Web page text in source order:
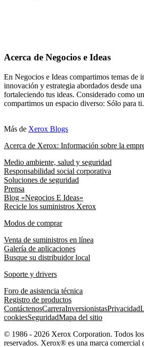
Acerca de Negocios e Ideas
En Negocios e Ideas compartimos temas de
innovación y estrategia abordados desde
fortaleciendo tus ideas. Considerado como
compartimos un espacio diverso: Sólo para ti.
Más de Xerox Blogs
Acerca de Xerox: Información sobre la
Medio ambiente, salud y seguridad
Responsabilidad social corporativa
Soluciones de seguridad
Prensa
Blog «Negocios E Ideas»
Recicle los suministros Xerox
Modos de comprar
Venta de suministros en línea
Galería de aplicaciones
Busque su distribuidor local
Soporte y drivers
Foro de asistencia técnica
Registro de productos
ContáctenosCarreraInversionistasPrivacidad
cookiesSeguridadMapa del sitio
© 1986 - 2026 Xerox Corporation. Todos
reservados. Xerox® es una marca